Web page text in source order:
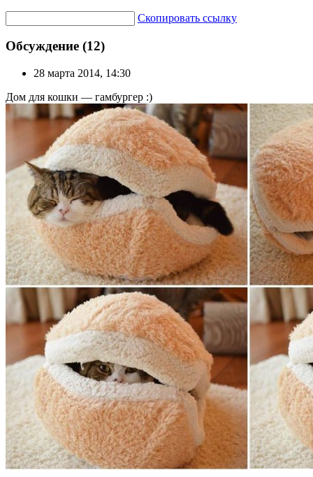
Скопировать ссылку
Обсуждение (12)
28 марта 2014, 14:30
Дом для кошки — гамбургер :)